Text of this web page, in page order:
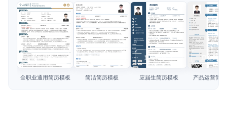
面试自我介绍
AI 职场工具 New
简历模板
简历教程
查看模板
全职业通用简历模板
查看模板
简洁简历模板
查看模板
应届生简历模板
查看模板
产品运营简